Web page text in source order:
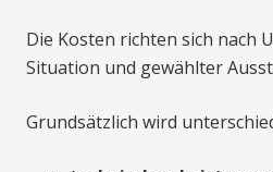
Die Kosten richten sich nach
Situation und gewählter
Grundsätzlich wird